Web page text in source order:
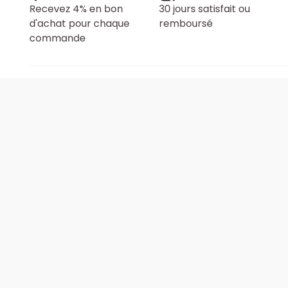
Recevez 4% en bon
d'achat pour chaque
commande
30 jours satisfait ou
remboursé